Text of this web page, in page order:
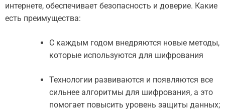
интернете, обеспечивает безопасность и доверие. Какие
есть преимущества:
С каждым годом внедряются новые методы,
которые используются для шифрования
Технологии развиваются и появляются все
сильнее алгоритмы для шифрования, а это
помогает повысить уровень защиты данных;